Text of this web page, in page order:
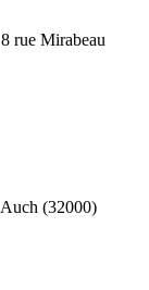
8 rue Mirabeau
Auch (32000)